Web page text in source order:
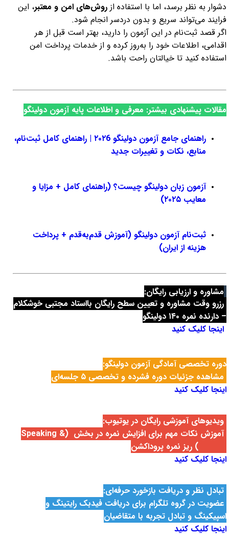
دشوار به نظر برسد، اما با استفاده ازروش‌های امن و معتبر، این
فرایند می‌تواند سریع و بدون دردسر انجام شود.
اگر قصد ثبت‌نام در این آزمون را دارید، بهتر است قبل از هر
اقدامی، اطلاعات خود را به‌روز کرده و از خدمات پرداخت امن
استفاده کنید تا خیالتان راحت باشد.
مقالات پیشنهادی بیشتر: معرفی و اطلاعات پایه آزمون دولینگو
راهنمای جامع آزمون دولینگو ۲۰۲6 | راهنمای کامل ثبت‌نام،
منابع، نکات و تغییرات جدید
آزمون زبان دولینگو چیست؟ (راهنمای کامل + مزایا و
معایب ۲۰۲۵)
ثبت‌نام آزمون دولینگو (آموزش قدم‌به‌قدم + پرداخت
هزینه از ایران)
مشاوره و ارزیابی رایگان:
رزرو وقت مشاوره و تعیین سطح رایگان بااستاد مجتبی خوشکلام
– دارنده نمره ۱۴۰ دولینگو
اینجا کلیک کنید
دوره تخصصی آمادگی آزمون دولینگو:
مشاهده جزئیات دوره فشرده و تخصصی ۵ جلسه‌ای
اینجا کلیک کنید
ویدیوهای آموزشی رایگان در یوتیوب:
آموزش نکات مهم برای افزایش نمره در بخش (Speaking &
Writing) ریز نمره پروداکشن
اینجا کلیک کنید
تبادل نظر و دریافت بازخورد حرفه‌ای:
عضویت در گروه تلگرام برای دریافتفیدبک رایتینگ و
اسپیکینگ و تبادل تجربه با متقاضیان
اینجا کلیک کنید